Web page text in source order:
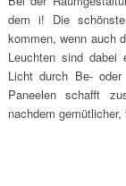
dem i! Die
kommen, wenn auch
Leuchten sind dabei
Licht durch Be-
Paneelen schafft
nachdem